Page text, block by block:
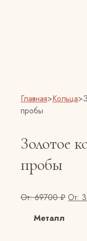
Главная>Кольца>
пробы
Золотое
пробы
От:69700₽ От:
Металл